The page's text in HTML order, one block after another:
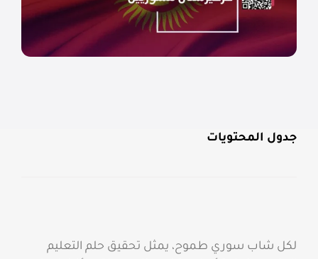
جدول المحتويات
لكل شاب سوري طموح، يمثل تحقيق حلم التعليم